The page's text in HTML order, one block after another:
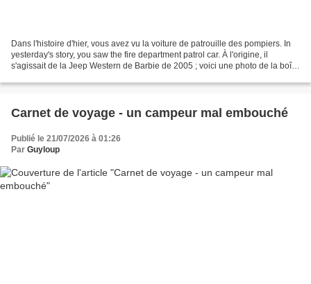
Dans l'histoire d'hier, vous avez vu la voiture de patrouille des pompiers. In
yesterday's story, you saw the fire department patrol car. À l'origine, il
s'agissait de la Jeep Western de Barbie de 2005 ; voici une photo de la boîte
Carnet de voyage - un campeur mal embouché
Publié le 21/07/2026 à 01:26
Par Guyloup